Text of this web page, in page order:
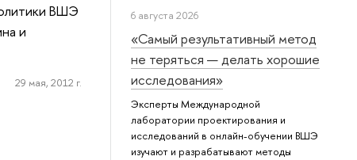
6 августа 2026
«Самый результативный метод
не теряться — делать хорошие
исследования»
Эксперты Международной
лаборатории проектирования и
исследований в онлайн-обучении ВШЭ
изучают и разрабатывают методы
ВШЭ
и
29 мая, 2012 г.